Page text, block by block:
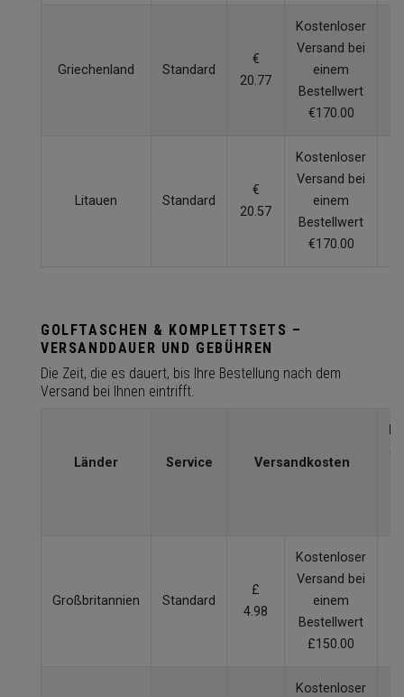
Griechenland Standard
€
20.77
Kostenloser
Versand bei
einem
Bestellwert
€170.00
Litauen Standard
€
20.57
Kostenloser
Versand bei
einem
Bestellwert
€170.00
GOLFTASCHEN & KOMPLETTSETS –
VERSANDDAUER UND GEBÜHREN
Die Zeit, die es dauert, bis Ihre Bestellung nach dem
Versand bei Ihnen eintrifft.
Länder Service Versandkosten
Großbritannien Standard
£
4.98
Kostenloser
Versand bei
einem
Bestellwert
£150.00
Kostenloser